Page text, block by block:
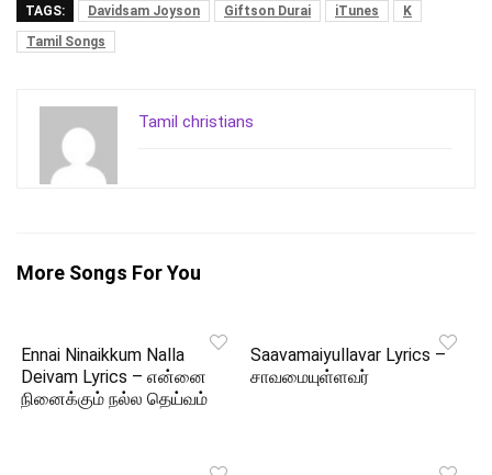
TAGS: Davidsam Joyson Giftson Durai iTunes
K
Tamil Songs
Tamil christians
More Songs For You
Ennai Ninaikkum Nalla
Deivam Lyrics – என்னை
நினைக்கும் நல்ல தெய்வம்
Saavamaiyullavar Lyrics –
சாவமையுள்ளவர்